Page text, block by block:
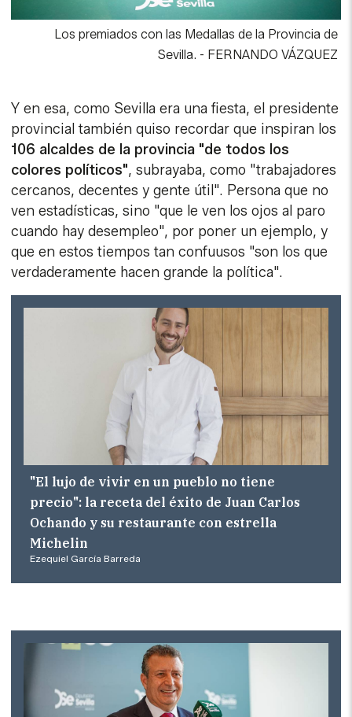
Los premiados con las Medallas de la Provincia de
Sevilla. - FERNANDO VÁZQUEZ
Y en esa, como Sevilla era una fiesta, el presidente
provincial también quiso recordar que inspiran los
106 alcaldes de la provincia "de todos los
colores políticos", subrayaba, como "trabajadores
cercanos, decentes y gente útil". Persona que no
ven estadísticas, sino "que le ven los ojos al paro
cuando hay desempleo", por poner un ejemplo, y
que en estos tiempos tan confuusos "son los que
verdaderamente hacen grande la política".
"El lujo de vivir en un pueblo no tiene
precio": la receta del éxito de Juan Carlos
Ochando y su restaurante con estrella
Michelin
Ezequiel García Barreda